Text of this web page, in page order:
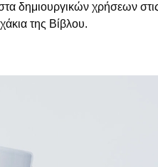
δημιουργικών χρήσεων
της Βίβλου.